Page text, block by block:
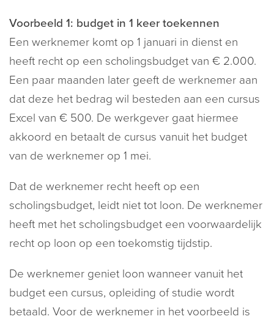
Voorbeeld 1: budget in 1 keer toekennen
Een werknemer komt op 1 januari in dienst en
heeft recht op een scholingsbudget van € 2.000.
Een paar maanden later geeft de werknemer aan
dat deze het bedrag wil besteden aan een cursus
Excel van € 500. De werkgever gaat hiermee
akkoord en betaalt de cursus vanuit het budget
van de werknemer op 1 mei.
Dat de werknemer recht heeft op een
scholingsbudget, leidt niet tot loon. De werknemer
heeft met het scholingsbudget een voorwaardelijk
recht op loon op een toekomstig tijdstip.
De werknemer geniet loon wanneer vanuit het
budget een cursus, opleiding of studie wordt
betaald. Voor de werknemer in het voorbeeld is